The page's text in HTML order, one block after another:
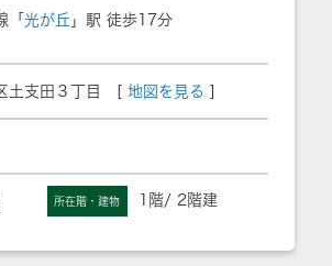
「 光が丘 」駅 徒歩17分
土支田３丁目 [ 地図を見る
所在階・建物 1階/ 2階建